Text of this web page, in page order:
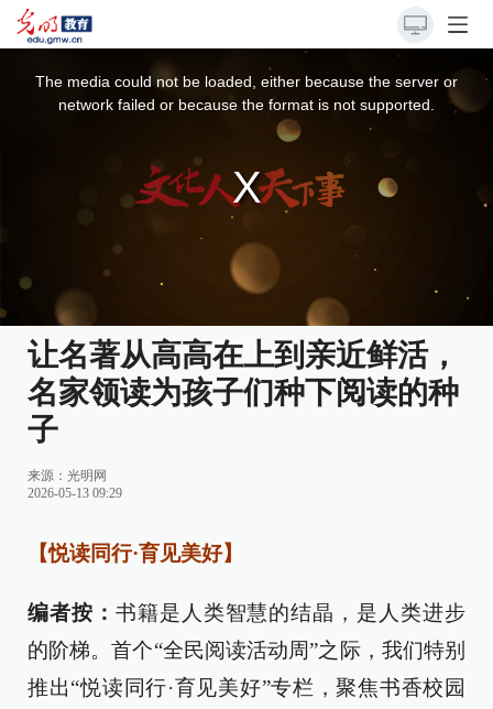
The media could not be loaded, either because the server or
network failed or because the format is not supported.
让名著从高高在上到亲近鲜活，
名家领读为孩子们种下阅读的种
子
来源： 光明网
2026-05-13 09:29
【悦读同行·育见美好】
编者按： 书籍是人类智慧的结晶，是人类进步
的阶梯。首个“全民阅读活动周”之际，我们特别
推出“悦读同行·育见美好”专栏，聚焦书香校园